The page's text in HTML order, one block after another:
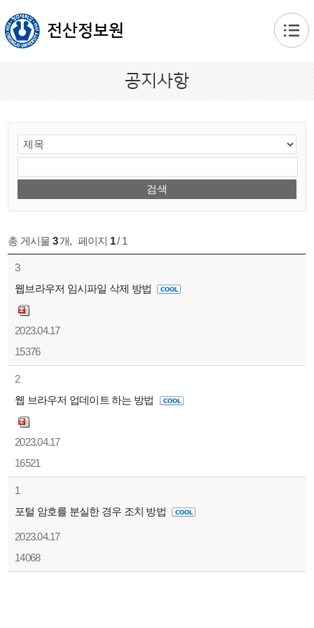
전산정보원
공지사항
총 게시물 3개, 페이지 1/ 1
3
웹브라우저 임시파일 삭제 방법
2023.04.17
15376
2
웹 브라우저 업데이트 하는 방법
2023.04.17
16521
1
포털 암호를 분실한 경우 조치 방법
2023.04.17
14068